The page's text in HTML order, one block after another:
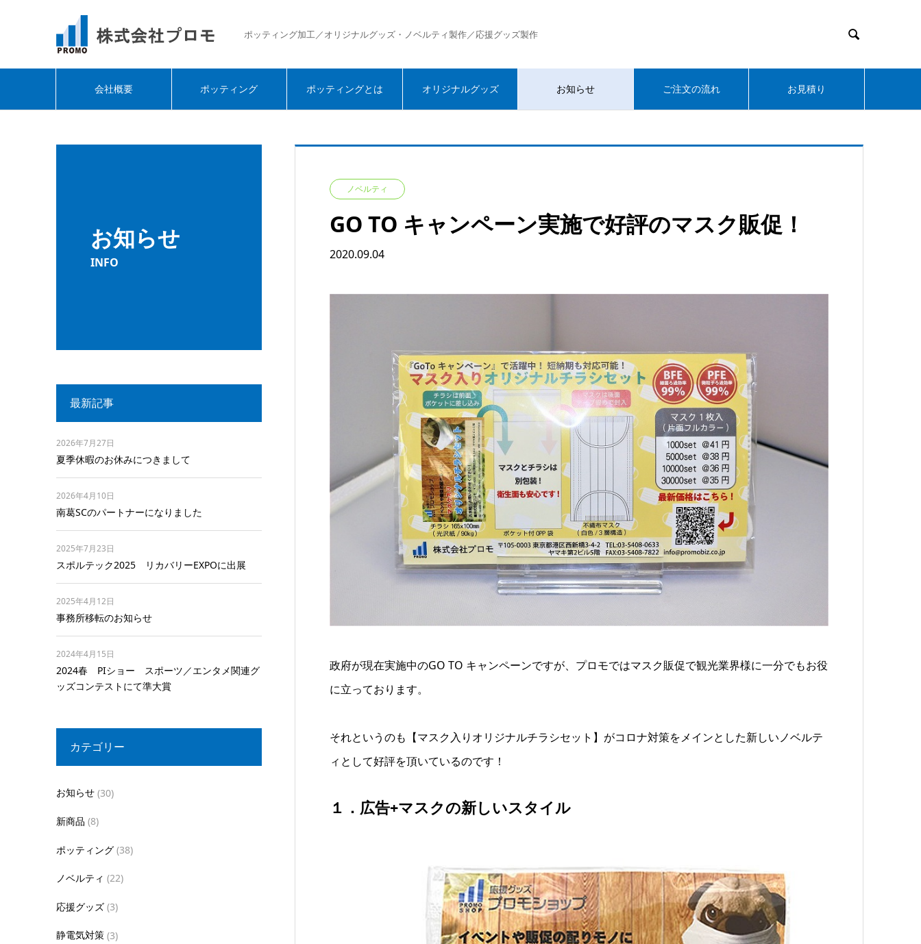
ポッティング加工／オリジナルグッズ・ノベルティ製作／応援グッズ製作 
会社概要 ポッティング ポッティングとは オリジナルグッズ お知らせ ご注文の流れ お見積り
お知らせ
INFO
ノベルティ
GO TO キャンペーン実施で好評のマスク販促！
2020.09.04
政府が現在実施中のGO TO キャンペーンですが、プロモではマスク販促で観光業界様に一分でもお役
に立っております。
それというのも【マスク入りオリジナルチラシセット】がコロナ対策をメインとした新しいノベルテ
ィとして好評を頂いているのです！
１．広告+マスクの新しいスタイル
最新記事
夏季休暇のお休みにつきまして
2026年7月27日
南葛SCのパートナーになりました
2026年4月10日
スポルテック2025 リカバリーEXPOに出展
2025年7月23日
事務所移転のお知らせ
2025年4月12日
2024春 PIショー スポーツ／エンタメ関連グ
ッズコンテストにて準大賞
2024年4月15日
カテゴリー
お知らせ (30)
新商品 (8)
ポッティング (38)
ノベルティ (22)
応援グッズ (3)
静電気対策 (3)